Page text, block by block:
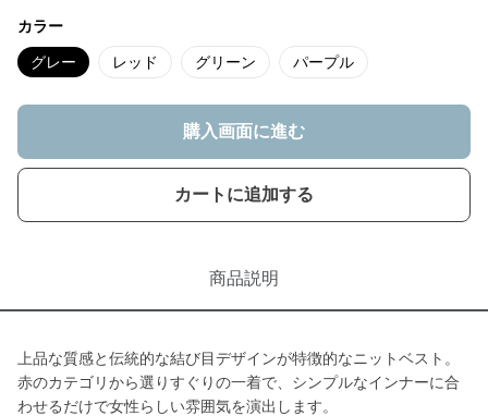
カラー
グレー レッド グリーン パープル
購入画面に進む
カートに追加する
商品説明
上品な質感と伝統的な結び目デザインが特徴的なニットベスト。
赤のカテゴリから選りすぐりの一着で、シンプルなインナーに合
わせるだけで女性らしい雰囲気を演出します。